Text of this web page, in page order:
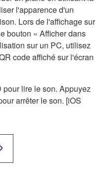
l'apparence d'un
Lors de l'affichage sur
bouton « Afficher dans
sur un PC, utilisez
code affiché sur l'écran
lire le son. Appuyez
arrêter le son. [iOS